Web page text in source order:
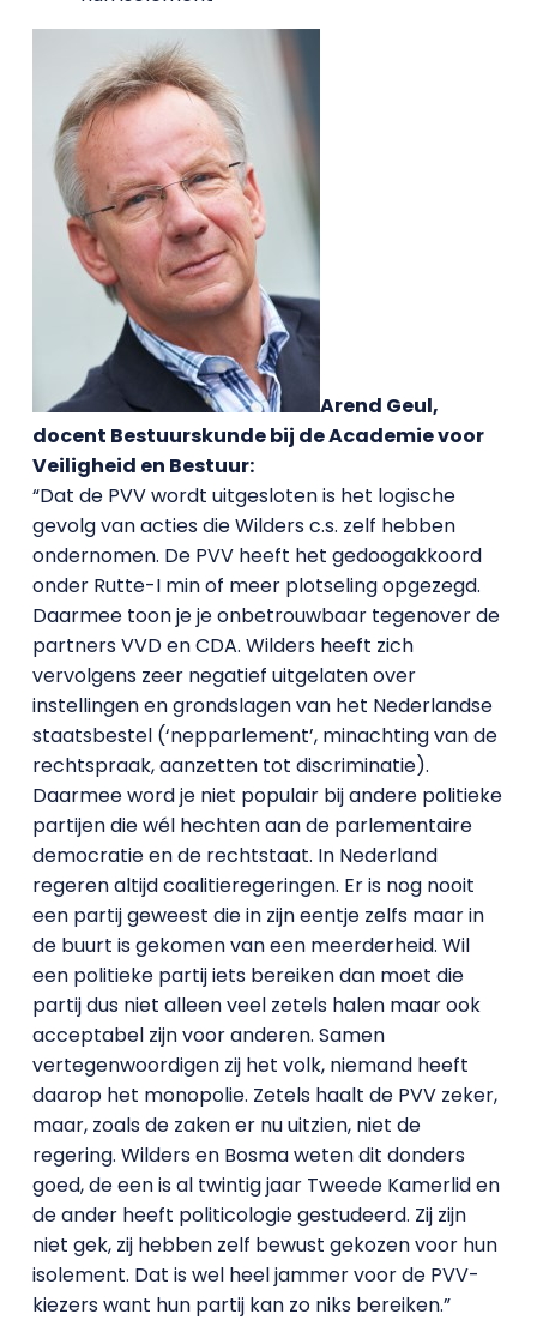
Arend Geul,
docent Bestuurskunde bij de Academie voor
Veiligheid en Bestuur:
“Dat de PVV wordt uitgesloten is het logische
gevolg van acties die Wilders c.s. zelf hebben
ondernomen. De PVV heeft het gedoogakkoord
onder Rutte-I min of meer plotseling opgezegd.
Daarmee toon je je onbetrouwbaar tegenover de
partners VVD en CDA. Wilders heeft zich
vervolgens zeer negatief uitgelaten over
instellingen en grondslagen van het Nederlandse
staatsbestel (‘nepparlement’, minachting van de
rechtspraak, aanzetten tot discriminatie).
Daarmee word je niet populair bij andere politieke
partijen die wél hechten aan de parlementaire
democratie en de rechtstaat. In Nederland
regeren altijd coalitieregeringen. Er is nog nooit
een partij geweest die in zijn eentje zelfs maar in
de buurt is gekomen van een meerderheid. Wil
een politieke partij iets bereiken dan moet die
partij dus niet alleen veel zetels halen maar ook
acceptabel zijn voor anderen. Samen
vertegenwoordigen zij het volk, niemand heeft
daarop het monopolie. Zetels haalt de PVV zeker,
maar, zoals de zaken er nu uitzien, niet de
regering. Wilders en Bosma weten dit donders
goed, de een is al twintig jaar Tweede Kamerlid en
de ander heeft politicologie gestudeerd. Zij zijn
niet gek, zij hebben zelf bewust gekozen voor hun
isolement. Dat is wel heel jammer voor de PVV-
kiezers want hun partij kan zo niks bereiken.”